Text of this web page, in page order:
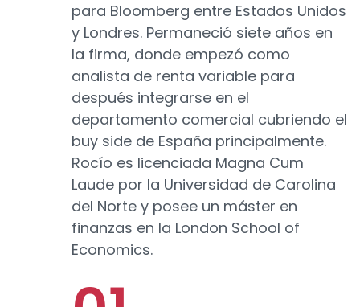
para Bloomberg entre Estados Unidos
y Londres. Permaneció siete años en
la firma, donde empezó como
analista de renta variable para
después integrarse en el
departamento comercial cubriendo el
buy side de España principalmente.
Rocío es licenciada Magna Cum
Laude por la Universidad de Carolina
del Norte y posee un máster en
finanzas en la London School of
Economics.